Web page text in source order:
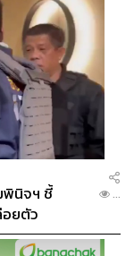
พินิจฯ ชี้
อยตัว
...